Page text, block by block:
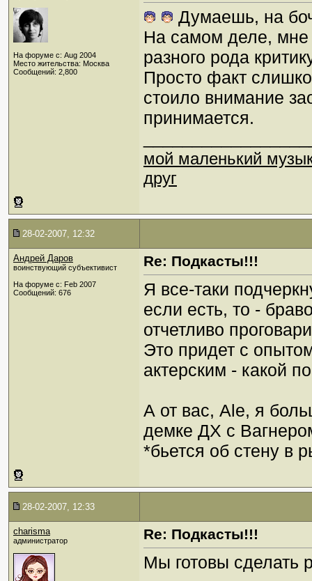
На форуме с: Aug 2004
Место жительства: Москва
Сообщений: 2,800
Думаешь, на
На самом деле, мне
разного рода
Просто факт
стоило внимание
принимается.
мой маленький
друг
28-02-2007, 12:32
Андрей Даров
воинствующий субъективист
На форуме с: Feb 2007
Сообщений: 676
Re: Подкасты!!!
Я все-таки
если есть, то -
отчетливо
Это придет с
актерским - какой
А от вас, Ale, я
демке ДХ с
*бьется об стену в
28-02-2007, 12:33
charisma
администратор Re: Подкасты!!!
Мы готовы сделать